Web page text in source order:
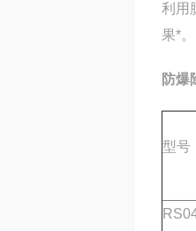
利用
果*。
防爆
型号